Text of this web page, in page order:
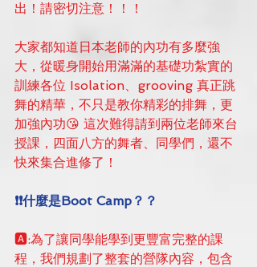
出！請密切注意！！！
大家都知道日本老師的內功有多麼強
大，從暖身開始用滿滿的基礎功紮實的
訓練各位 Isolation、grooving 真正跳
舞的精華，不只是教你精彩的排舞，更
加強內功😘 這次難得請到兩位老師來台
授課，四面八方的舞者、同學們，還不
快來集合進修了！
❗❗什麼是Boot Camp？？
🅰:為了讓同學能學到更豐富完整的課
程，我們規劃了整套的營隊內容，包含